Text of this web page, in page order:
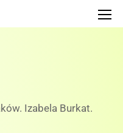
Izabela Burkat.